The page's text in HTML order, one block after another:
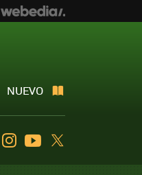
NUEVO
FlipboardInstagramYoutube